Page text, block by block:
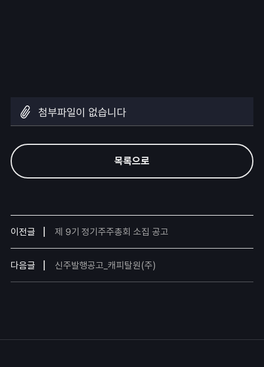
첨부파일이 없습니다
목록으로
이전글 제 9기 정기주주총회 소집 공고
다음글 신주발행공고_캐피탈원(주)